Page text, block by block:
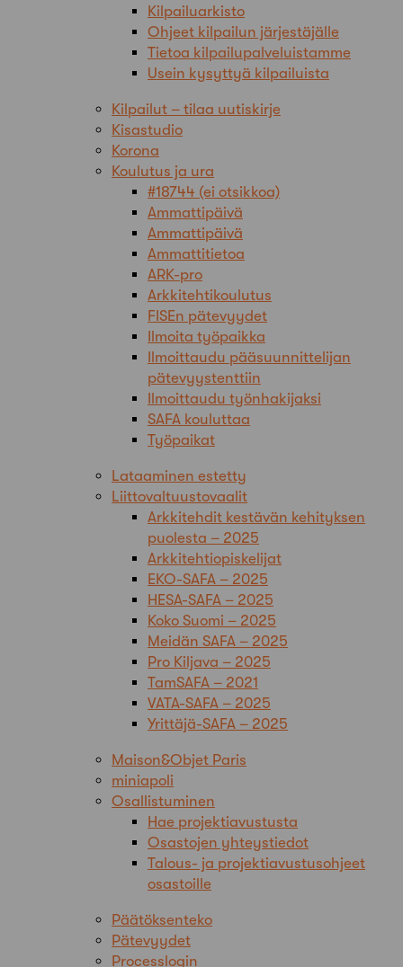
Kilpailuarkisto
Ohjeet kilpailun järjestäjälle
Tietoa kilpailupalveluistamme
Usein kysyttyä kilpailuista
Kilpailut – tilaa uutiskirje
Kisastudio
Korona
Koulutus ja ura
#18744 (ei otsikkoa)
Ammattipäivä
Ammattipäivä
Ammattitietoa
ARK-pro
Arkkitehtikoulutus
FISEn pätevyydet
Ilmoita työpaikka
Ilmoittaudu pääsuunnittelijan
pätevyystenttiin
Ilmoittaudu työnhakijaksi
SAFA kouluttaa
Työpaikat
Lataaminen estetty
Liittovaltuustovaalit
Arkkitehdit kestävän kehityksen
puolesta – 2025
Arkkitehtiopiskelijat
EKO-SAFA – 2025
HESA-SAFA – 2025
Koko Suomi – 2025
Meidän SAFA – 2025
Pro Kiljava – 2025
TamSAFA – 2021
VATA-SAFA – 2025
Yrittäjä-SAFA – 2025
Maison&Objet Paris
miniapoli
Osallistuminen
Hae projektiavustusta
Osastojen yhteystiedot
Talous- ja projektiavustusohjeet
osastoille
Päätöksenteko
Pätevyydet
Processlogin